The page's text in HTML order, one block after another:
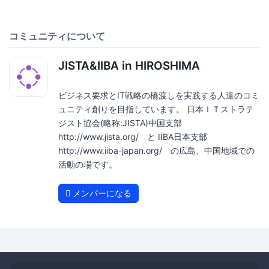
コミュニティについて
JISTA&IIBA in HIROSHIMA
ビジネス要求とIT戦略の橋渡しを実践する人達のコミ
ュニティ創りを目指しています。 日本ＩＴストラテ
ジスト協会(略称:JISTA)中国支部
http://www.jista.org/ と IIBA日本支部
http://www.iiba-japan.org/ の広島、中国地域での
活動の場です。
メンバーになる